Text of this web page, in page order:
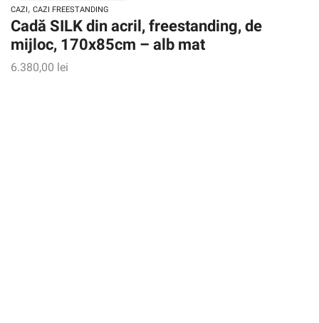
CAZI, CAZI FREESTANDING
Cadă SILK din acril, freestanding, de
mijloc, 170x85cm – alb mat
6.380,00 lei